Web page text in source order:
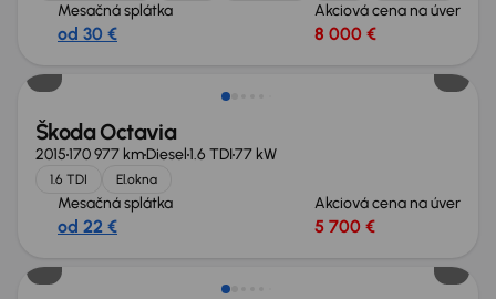
Mesačná splátka
od 30 €
Akciová cena na úver
8 000 €
Zlacnené o 1 800 €
Škoda Octavia
2015170 977 kmDiesel1.6 TDI77 kW
1.6 TDI El.okna
Mesačná splátka
od 22 €
Akciová cena na úver
5 700 €